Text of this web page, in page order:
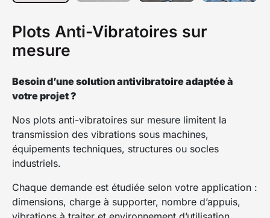
Plots Anti-Vibratoires sur
mesure
Besoin d’une solution antivibratoire adaptée à
votre projet ?
Nos plots anti-vibratoires sur mesure limitent la
transmission des vibrations sous machines,
équipements techniques, structures ou socles
industriels.
Chaque demande est étudiée selon votre application :
dimensions, charge à supporter, nombre d’appuis,